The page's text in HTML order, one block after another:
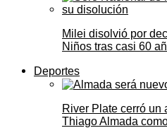
Milei disolvió por
Niños tras casi 60
Deportes
River Plate cerró un
Thiago Almada